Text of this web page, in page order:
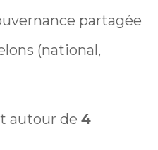
partagée
(national,
autour de 4